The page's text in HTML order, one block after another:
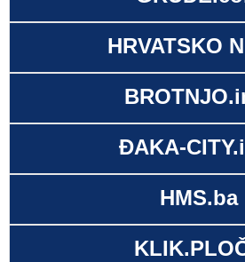
HRVATSKO
ĐAKA-
HMS.ba